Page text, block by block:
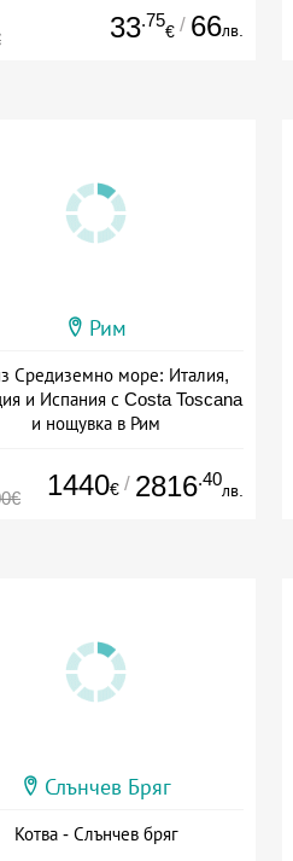
33.75
€ / 66лв.
Рим
Средиземно море: Италия,
и Испания с Costa Toscana
и нощувка в Рим
1440€ / 2816.40
лв.
Слънчев Бряг
Котва - Слънчев бряг